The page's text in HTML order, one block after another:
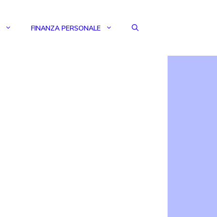
FINANZA PERSONALE